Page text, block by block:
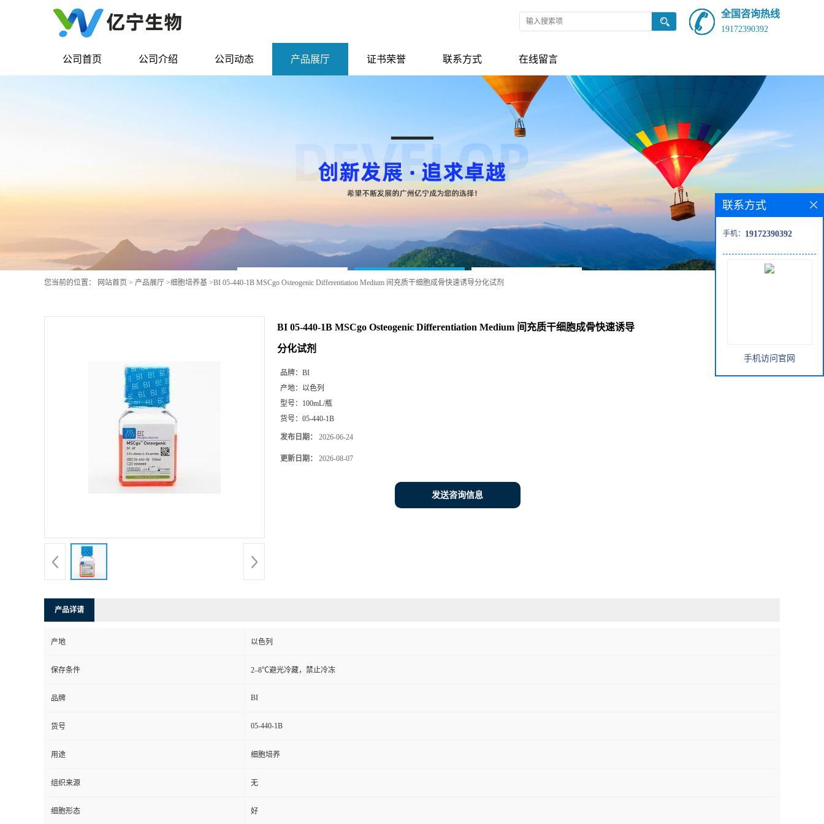
全国咨询热线
19172390392
公司首页 公司介绍 公司动态 产品展厅 证书荣誉 联系方式 在线留言
您当前的位置： 网站首页 > 产品展厅 >细胞培养基 >BI 05-440-1B MSCgo Osteogenic Differentiation Medium 间充质干细胞成骨快速诱导分化试剂
BI 05-440-1B MSCgo Osteogenic Differentiation Medium 间充质干细胞成骨快速诱导
分化试剂
品牌： BI
产地： 以色列
型号： 100mL/瓶
货号： 05-440-1B
发布日期： 2026-06-24
更新日期： 2026-08-07
发送咨询信息
产品详请
产地 以色列
保存条件 2–8℃避光冷藏，禁止冷冻
品牌 BI
货号 05-440-1B
用途 细胞培养
组织来源 无
细胞形态 好
联系方式
手机： 19172390392
手机访问官网